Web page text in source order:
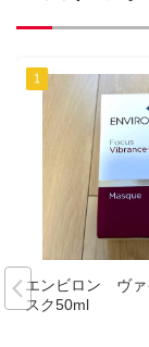
エンビロン ヴァ
スク50ml